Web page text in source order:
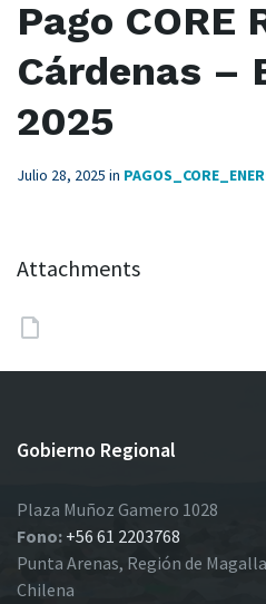
Pago CORE
Cárdenas –
2025
Julio 28, 2025 in
Attachments
Gobierno Regional
Plaza Muñoz Gamero 1028
Fono: +56 61 2203768
Punta Arenas, Región de
Chilena